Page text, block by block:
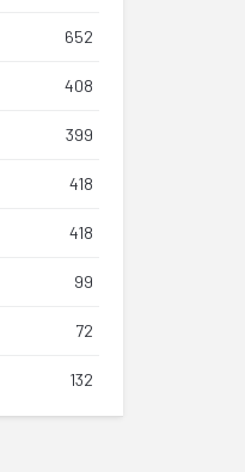
652
408
399
418
418
99
72
132